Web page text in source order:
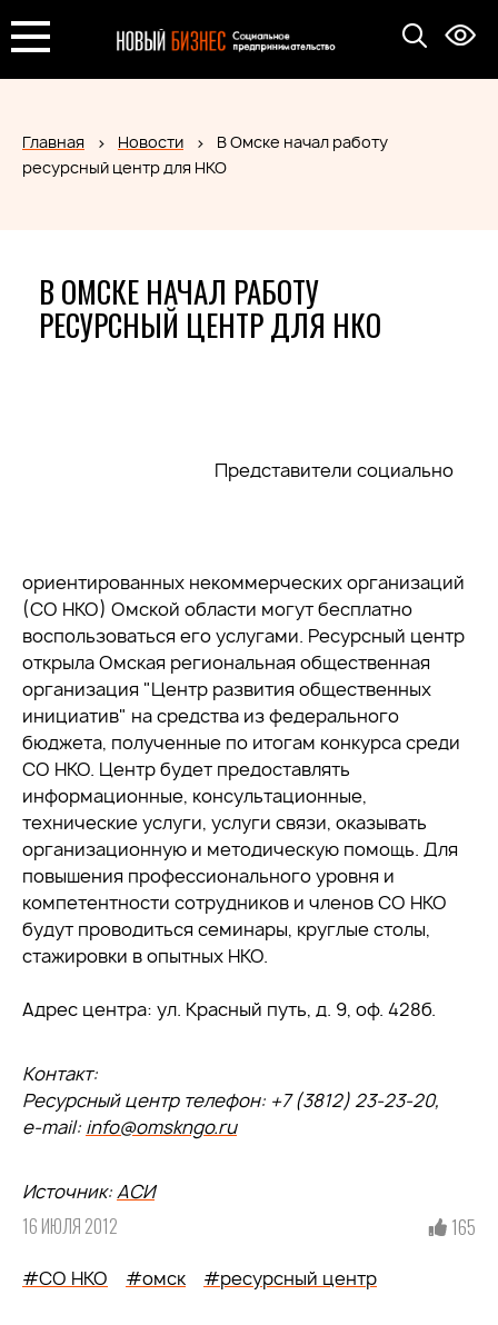
Главная Новости
В Омске начал работу
ресурсный центр для НКО
В ОМСКЕ НАЧАЛ РАБОТУ
РЕСУРСНЫЙ ЦЕНТР ДЛЯ НКО
Представители социально
ориентированных некоммерческих организаций
(СО НКО) Омской области могут бесплатно
воспользоваться его услугами. Ресурсный центр
открыла Омская региональная общественная
организация "Центр развития общественных
инициатив" на средства из федерального
бюджета, полученные по итогам конкурса среди
СО НКО. Центр будет предоставлять
информационные, консультационные,
технические услуги, услуги связи, оказывать
организационную и методическую помощь. Для
повышения профессионального уровня и
компетентности сотрудников и членов СО НКО
будут проводиться семинары, круглые столы,
стажировки в опытных НКО.
Адрес центра: ул. Красный путь, д. 9, оф. 428б.
Контакт:
Ресурсный центр телефон: +7 (3812) 23-23-20,
e-mail: info@omskngo.ru
Источник:АСИ
16 ИЮЛЯ 2012 165
#СО НКО #омск #ресурсный центр